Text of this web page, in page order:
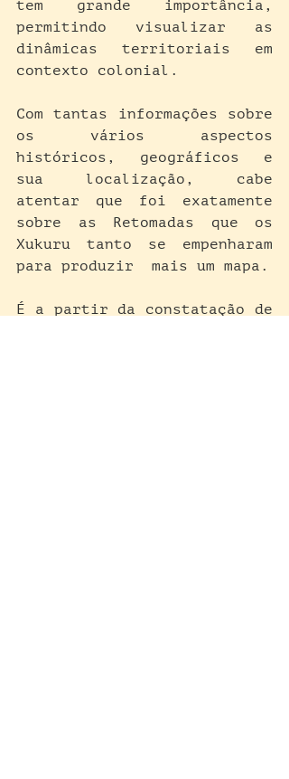
tem grande importância,
permitindo visualizar as
dinâmicas territoriais em
contexto colonial.
Com tantas informações sobre
os vários aspectos
históricos, geográficos e
sua localização, cabe
atentar que foi exatamente
sobre as Retomadas que os
Xukuru tanto se empenharam
para produzir  mais um mapa.
É a partir da constatação de